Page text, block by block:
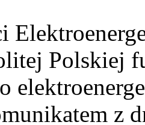
Polskiej
z